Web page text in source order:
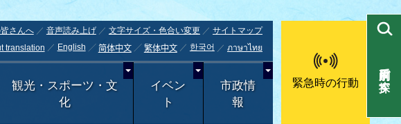
さんへ 音声読み上げ 文字サイズ・色合い変更
サイトマップ
translation
English 简体中文 繁体中文 한국어 ภาษาไทย
観光・スポーツ・文
化
イベン
ト
市政情
報
緊急時の行動 目的別で探す